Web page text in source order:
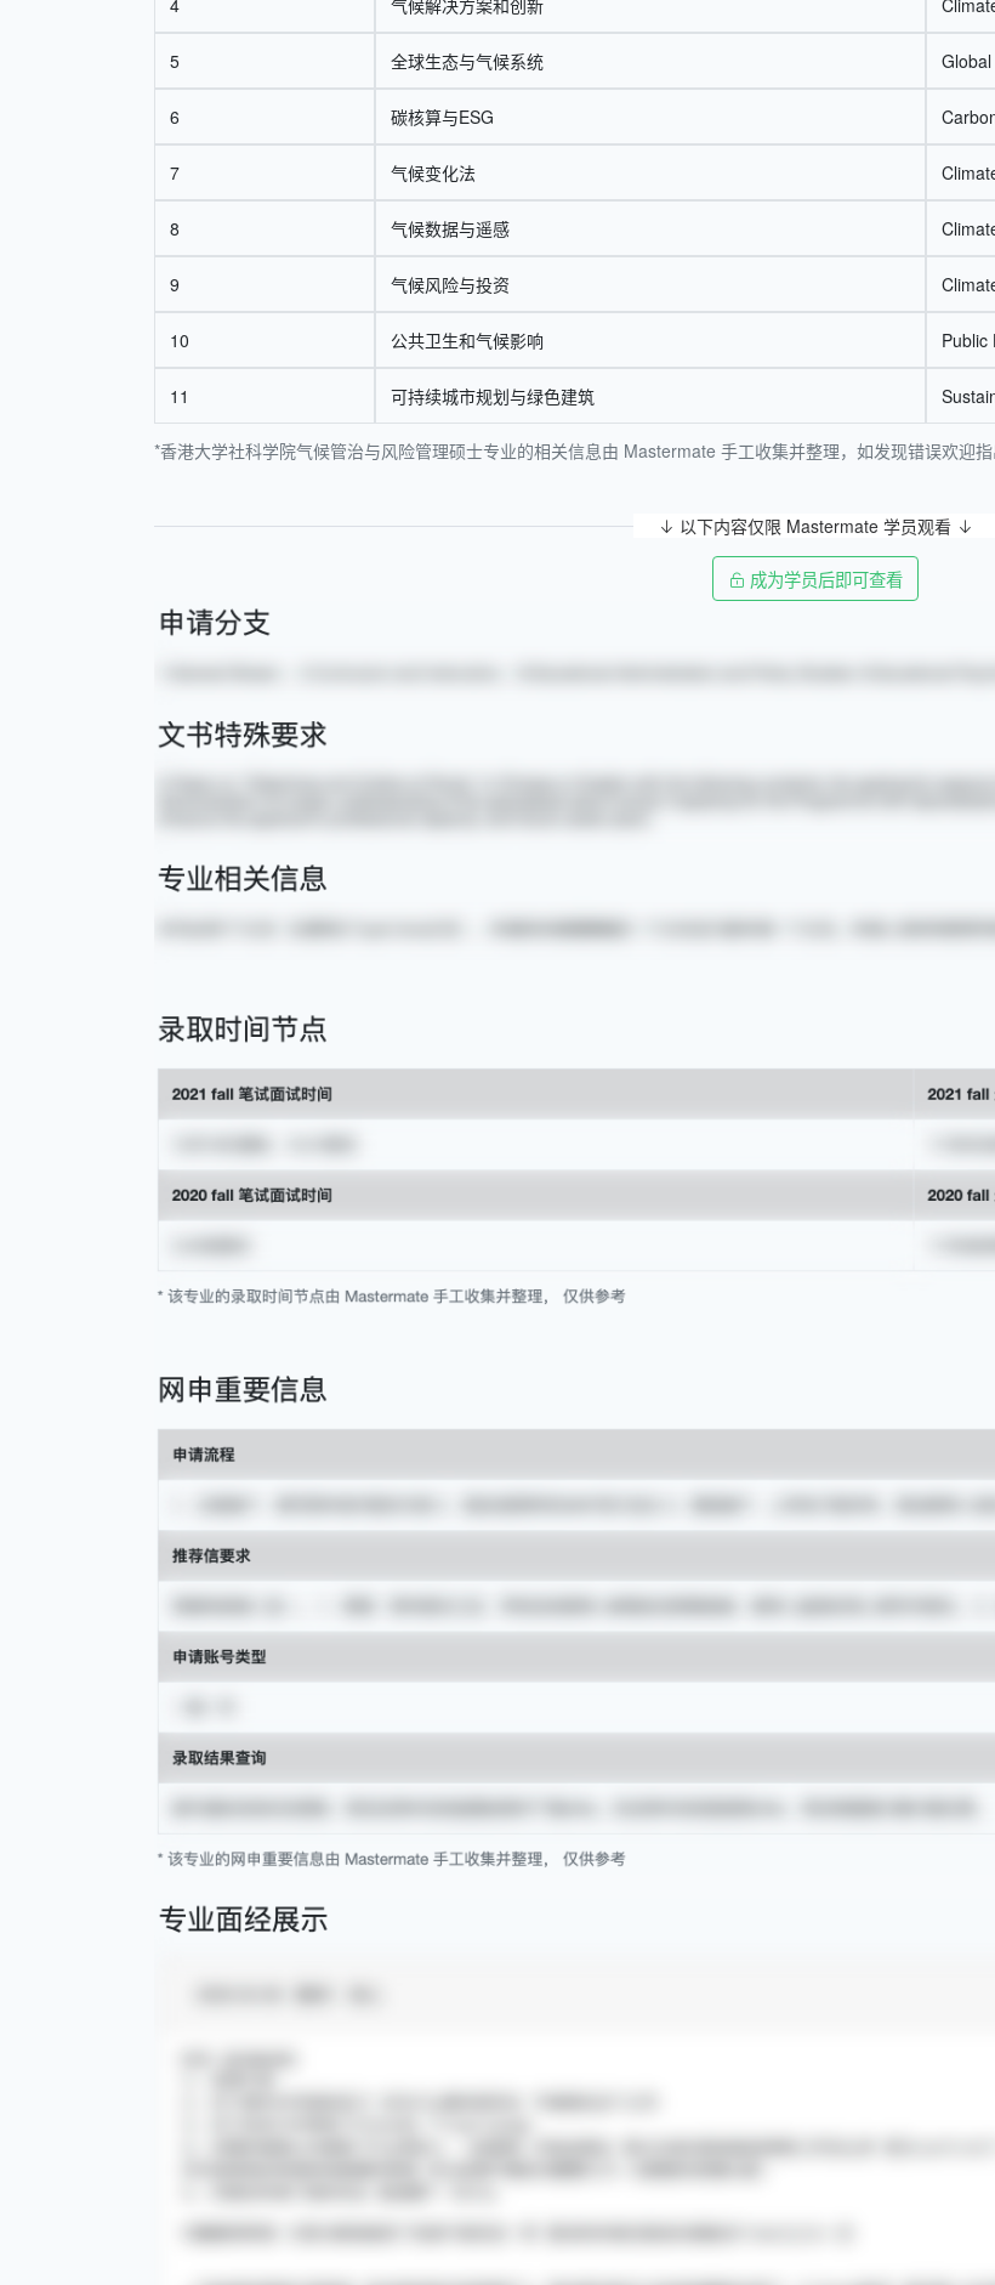
*香港大学社科学院气候管治与风险管理硕士专业的相关信息由 Mastermate 手工收集并整理，如发现错误欢迎
4 气候解决方案和创新
5 全球生态与气候系统
6 碳核算与ESG
7 气候变化法
8 气候数据与遥感
9 气候风险与投资
10 公共卫生和气候影响 Public
11 可持续城市规划与绿色建筑
以下内容仅限 Mastermate 学员观看
成为学员后即可查看